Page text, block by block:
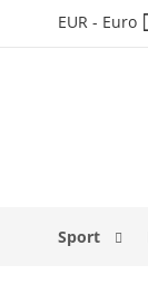
Direkt
Währung
EUR - Euro
Sport